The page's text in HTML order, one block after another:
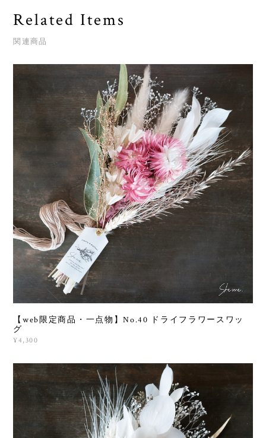
Related Items
関連商品
【web限定商品・一点物】No.40 ドライフラワースワッ
グ
¥4,300